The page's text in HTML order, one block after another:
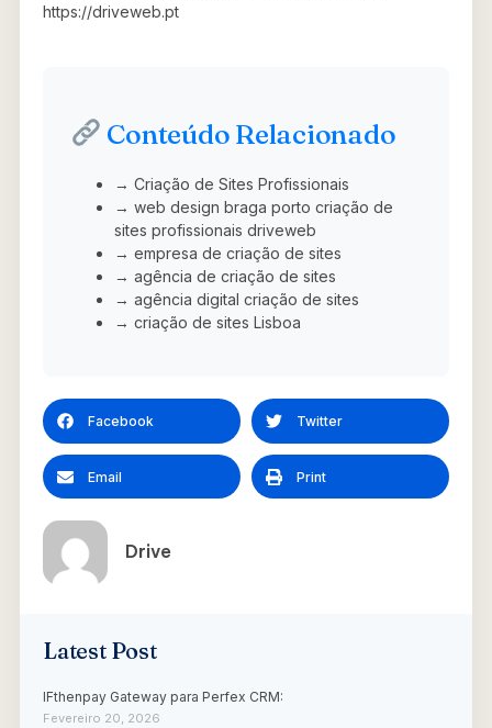
https://driveweb.pt
Conteúdo Relacionado
→ Criação de Sites Profissionais
→ web design braga porto criação de
sites profissionais driveweb
→ empresa de criação de sites
→ agência de criação de sites
→ agência digital criação de sites
→ criação de sites Lisboa
Facebook Twitter
Email Print
Drive
Latest Post
IFthenpay Gateway para Perfex CRM:
Fevereiro 20, 2026